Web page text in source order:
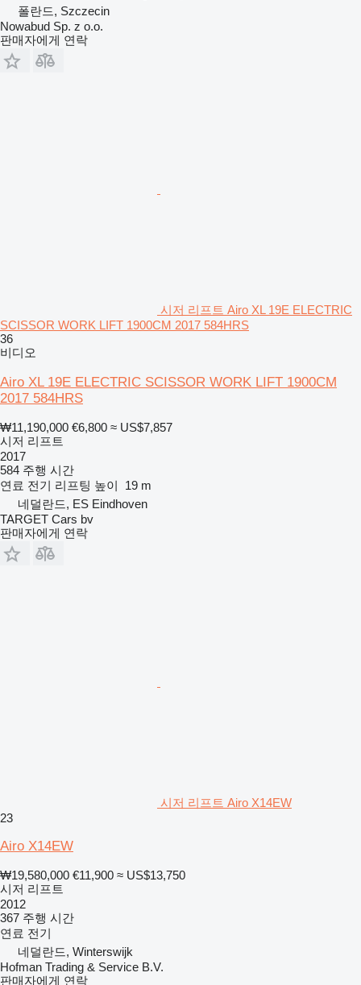
폴란드, Szczecin
Nowabud Sp. z o.o.
판매자에게 연락
시저 리프트 Airo XL 19E ELECTRIC
SCISSOR WORK LIFT 1900CM 2017 584HRS
36
비디오
Airo XL 19E ELECTRIC SCISSOR WORK LIFT 1900CM
2017 584HRS
₩11,190,000 €6,800 ≈ US$7,857
시저 리프트
2017
584 주행 시간
연료 전기 리프팅 높이
19 m
네덜란드, ES Eindhoven
TARGET Cars bv
판매자에게 연락
시저 리프트 Airo X14EW
23
Airo X14EW
₩19,580,000 €11,900 ≈ US$13,750
시저 리프트
2012
367 주행 시간
연료 전기
네덜란드, Winterswijk
Hofman Trading & Service B.V.
판매자에게 연락